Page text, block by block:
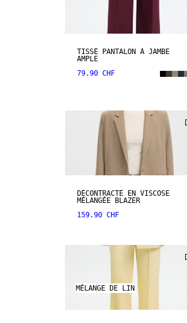
TISSÉ PANTALON À JAMBE
AMPLE
79.90 CHF
DÉCONTRACTÉ EN VISCOSE
MÉLANGÉE BLAZER
159.90 CHF
MÉLANGE DE LIN